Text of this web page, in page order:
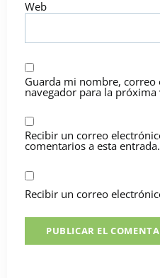
Web
Guarda mi nombre, correo
navegador para la próxima
Recibir un correo
comentarios a esta entrada.
Recibir un correo